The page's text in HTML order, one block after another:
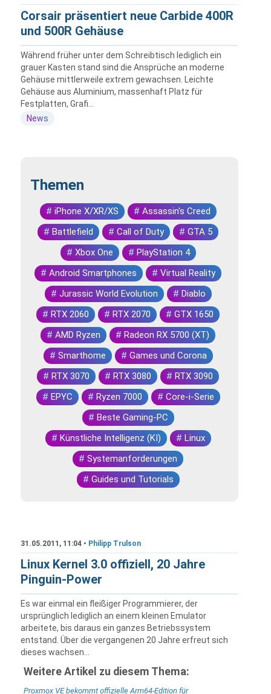
Corsair präsentiert neue Carbide 400R
und 500R Gehäuse
Während früher unter dem Schreibtisch lediglich ein
grauer Kasten stand sind die Ansprüche an moderne
Gehäuse mittlerweile extrem gewachsen. Leichte
Gehäuse aus Aluminium, massenhaft Platz für
Festplatten, Grafi...
News
Themen
# iPhone X/XR/XS # Assassin's Creed
# Battlefield # Call of Duty # GTA 5
# Xbox One # PlayStation 4
# Android Smartphones # Virtual Reality
# Jurassic World Evolution # Diablo
# RTX 2060 # RTX 2070 # GTX 1650
# AMD Ryzen # Radeon RX 5700 (XT)
# Smarthome # Games und Corona
# RTX 3070 # RTX 3080 # RTX 3090
# EPYC # Ryzen 7000 # Core-i-Serie
# Beste Gaming-PC
# Künstliche Intelligenz (KI) # Linux
# Systemanforderungen
# Guides und Tutorials
31.05.2011, 11:04 • Philipp Trulson
Linux Kernel 3.0 offiziell, 20 Jahre
Pinguin-Power
Es war einmal ein fleißiger Programmierer, der
ursprünglich lediglich an einem kleinen Emulator
arbeitete, bis daraus ein ganzes Betriebssystem
entstand. Über die vergangenen 20 Jahre erfreut sich
dieses wachsen...
Weitere Artikel zu diesem Thema:
Proxmox VE bekommt offizielle Arm64-Edition für